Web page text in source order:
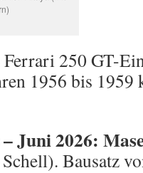
250 GT-
1956 bis 1959
Juni 2026:
Bausatz